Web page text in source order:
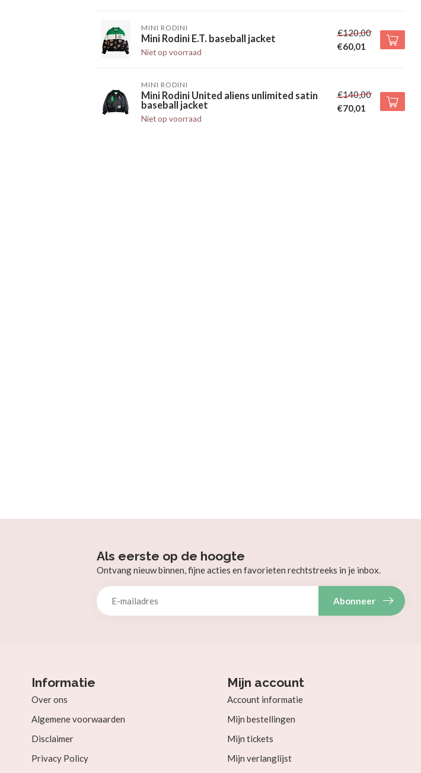
MINI RODINI
Mini Rodini E.T. baseball jacket
Niet op voorraad
€120,00
€60,01
MINI RODINI
Mini Rodini United aliens unlimited satin
baseball jacket
Niet op voorraad
€140,00
€70,01
Als eerste op de hoogte
Ontvang nieuw binnen, fijne acties en favorieten rechtstreeks in je inbox.
Abonneer
Informatie
Over ons
Algemene voorwaarden
Disclaimer
Privacy Policy
Mijn account
Account informatie
Mijn bestellingen
Mijn tickets
Mijn verlanglijst